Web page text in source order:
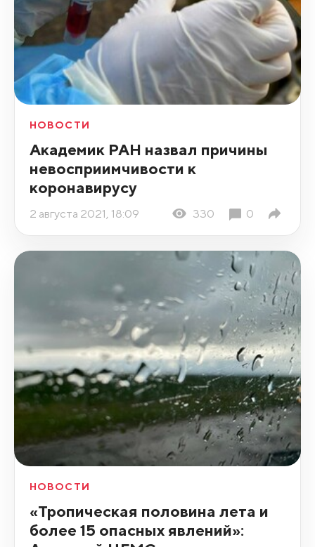
НОВОСТИ
Академик РАН назвал причины
невосприимчивости к
коронавирусу
2 августа 2021, 18:09 330 0
НОВОСТИ
«Тропическая половина лета и
более 15 опасных явлений»: